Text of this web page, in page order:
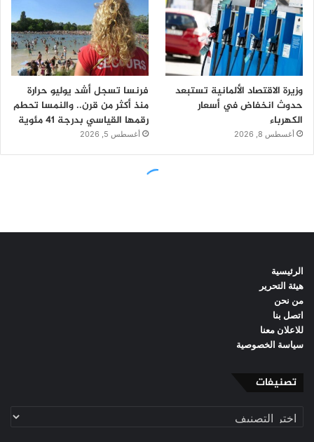
الرئيسية
هيئة التحرير
من نحن
اتصل بنا
للاعلان معنا
سياسة الخصوصية
تصنيفات
تصنيفات